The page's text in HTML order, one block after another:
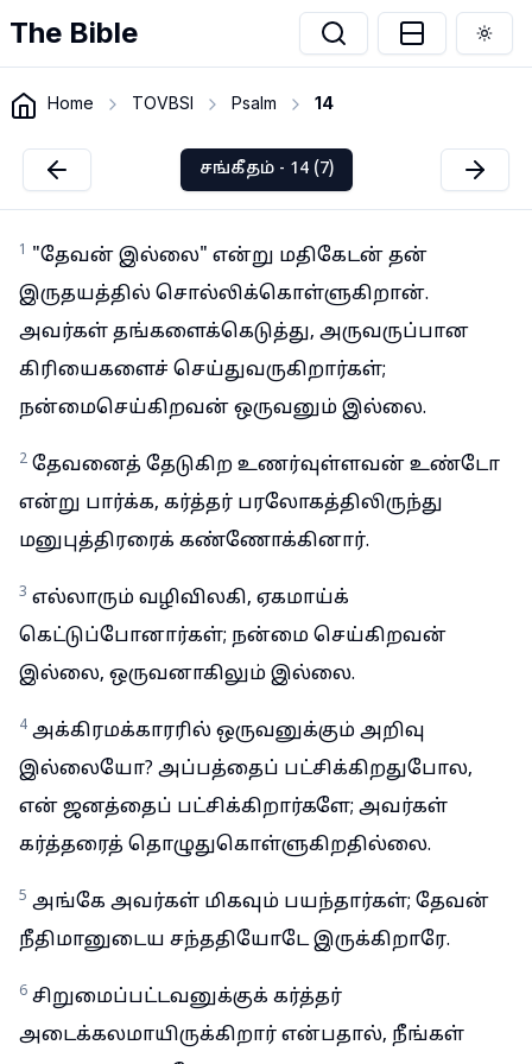
The Bible
Home TOVBSI Psalm 14
சங்கீதம் - 14 (7)
1 "தேவன் இல்லை" என்று மதிகேடன் தன்
இருதயத்தில் சொல்லிக்கொள்ளுகிறான்.
அவர்கள் தங்களைக்கெடுத்து, அருவருப்பான
கிரியைகளைச் செய்துவருகிறார்கள்;
நன்மைசெய்கிறவன் ஒருவனும் இல்லை.
2 தேவனைத் தேடுகிற உணர்வுள்ளவன் உண்டோ
என்று பார்க்க, கர்த்தர் பரலோகத்திலிருந்து
மனுபுத்திரரைக் கண்ணோக்கினார்.
3 எல்லாரும் வழிவிலகி, ஏகமாய்க்
கெட்டுப்போனார்கள்; நன்மை செய்கிறவன்
இல்லை, ஒருவனாகிலும் இல்லை.
4 அக்கிரமக்காரரில் ஒருவனுக்கும் அறிவு
இல்லையோ? அப்பத்தைப் பட்சிக்கிறதுபோல,
என் ஜனத்தைப் பட்சிக்கிறார்களே; அவர்கள்
கர்த்தரைத் தொழுதுகொள்ளுகிறதில்லை.
5 அங்கே அவர்கள் மிகவும் பயந்தார்கள்; தேவன்
நீதிமானுடைய சந்ததியோடே இருக்கிறாரே.
6 சிறுமைப்பட்டவனுக்குக் கர்த்தர்
அடைக்கலமாயிருக்கிறார் என்பதால், நீங்கள்